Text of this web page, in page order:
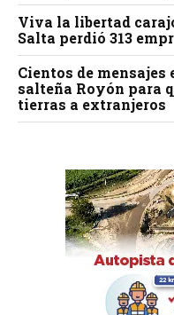
Viva la libertad
Salta perdió 313
Cientos de mensajes
salteña Royón para
tierras a extranjeros